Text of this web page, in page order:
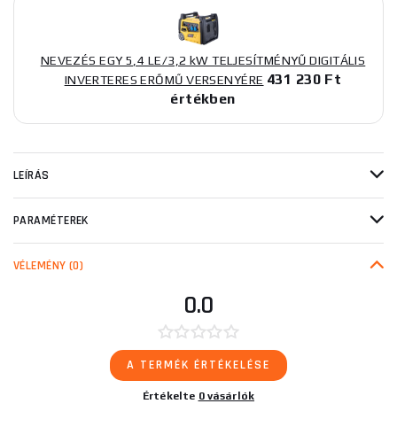
NEVEZÉS EGY 5,4 LE/3,2 kW TELJESÍTMÉNYŰ DIGITÁLIS
INVERTERES ERŐMŰ VERSENYÉRE 431 230 Ft
értékben
LEÍRÁS
PARAMÉTEREK
VÉLEMÉNY (0)
0.0
A TERMÉK ÉRTÉKELÉSE
Értékelte 0 vásárlók